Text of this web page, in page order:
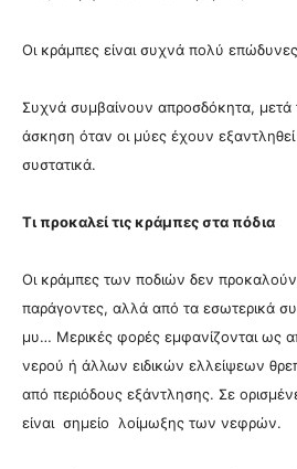
Οι κράμπες είναι συχνά πολύ
Συχνά συμβαίνουν απροσδόκητα,
άσκηση όταν οι μύες έχουν
συστατικά.
Τι προκαλεί τις κράμπες στα πόδια
Οι κράμπες των ποδιών δεν
παράγοντες, αλλά από τα εσωτερικά
μυ… Μερικές φορές εμφανίζονται ως
νερού ή άλλων ειδικών ελλείψεων
από περιόδους εξάντλησης. Σε
είναι σημείο λοίμωξης των νεφρών.